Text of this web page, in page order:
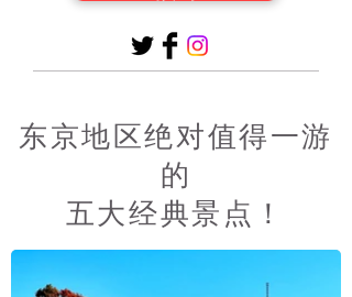
东京地区绝对值得一游
的
五大经典景点！